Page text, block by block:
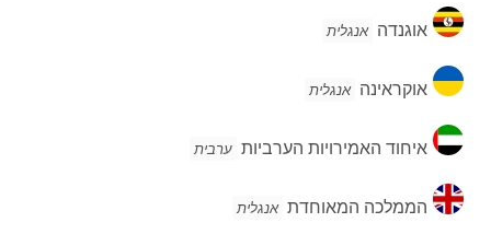
אוגנדה
אוגנדה אנגלית
אוקראינה
אוקראינה אנגלית
איחוד
האמירויות
איחוד האמירויות הערביות ערבית
הממלכה
המאוחדת
הממלכה המאוחדת אנגלית